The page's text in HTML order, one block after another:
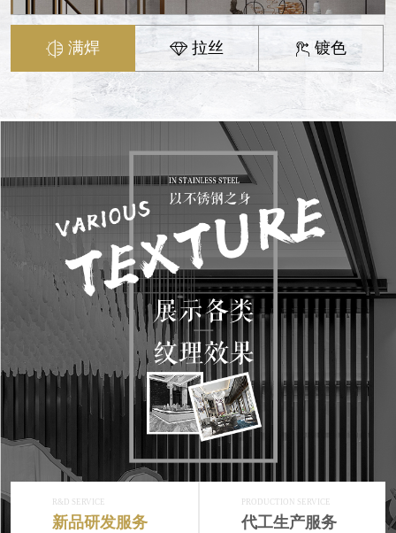
满焊 拉丝 镀色
R&D SERVICE
新品研发服务
PRODUCTION SERVICE
代工生产服务